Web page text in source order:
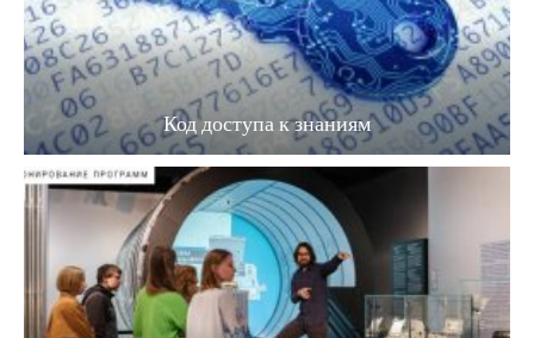
Код доступа к знаниям